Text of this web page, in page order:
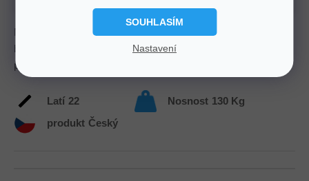
SOUHLASÍM
Nastavení
Motorový laťkový rošt s bezdrátovým ovládáním nabízí 22
bukových latí, výšku 7 cm a nosnost 130 kg. Umožňuje
pohodlné nastavení hlavové části až do pravého úhlu.
22
Latí 130 Kg
Nosnost
Český
produkt